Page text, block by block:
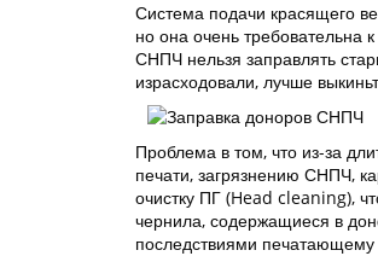
Система подачи красящего
но она очень требовательна
СНПЧ нельзя заправлять
израсходовали, лучше
Проблема в том, что из-за
печати, загрязнению СНПЧ,
очистку ПГ (Head cleaning),
чернила, содержащиеся в
последствиями печатающему